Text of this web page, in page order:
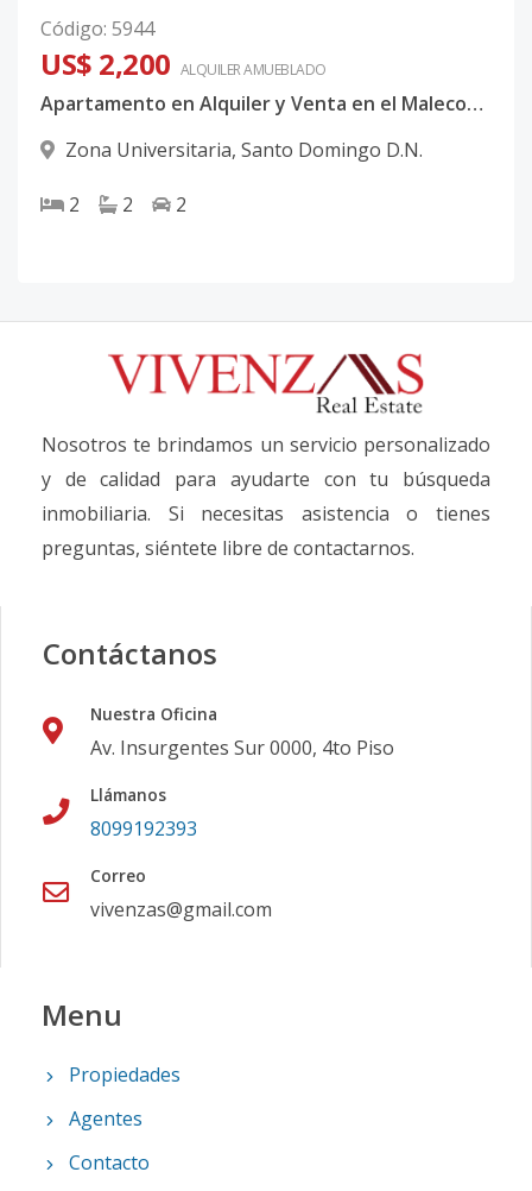
Código: 5944
US$ 2,200 ALQUILERAMUEBLADO
Apartamento en Alquiler y Venta en el Malecon, con Balcón
Zona Universitaria, Santo Domingo D.N.
2 2 2
Nosotros te brindamos un servicio personalizado
y de calidad para ayudarte con tu búsqueda
inmobiliaria. Si necesitas asistencia o tienes
preguntas, siéntete libre de contactarnos.
Contáctanos
Nuestra Oficina
Av. Insurgentes Sur 0000, 4to Piso
Llámanos
8099192393
Correo
vivenzas@gmail.com
Menu
Propiedades
Agentes
Contacto